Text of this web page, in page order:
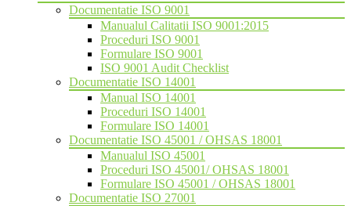
Documentatie ISO 9001
Manualul Calitatii ISO 9001:2015
Proceduri ISO 9001
Formulare ISO 9001
ISO 9001 Audit Checklist
Documentatie ISO 14001
Manual ISO 14001
Proceduri ISO 14001
Formulare ISO 14001
Documentatie ISO 45001 / OHSAS 18001
Manualul ISO 45001
Proceduri ISO 45001/ OHSAS 18001
Formulare ISO 45001 / OHSAS 18001
Documentatie ISO 27001